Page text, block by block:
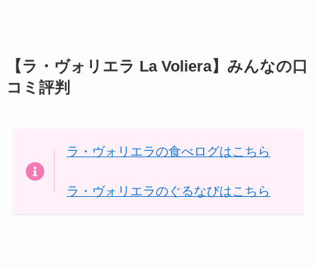
【ラ・ヴォリエラ La Voliera】みんなの口
コミ評判
ラ・ヴォリエラの食べログはこちら
ラ・ヴォリエラのぐるなびはこちら